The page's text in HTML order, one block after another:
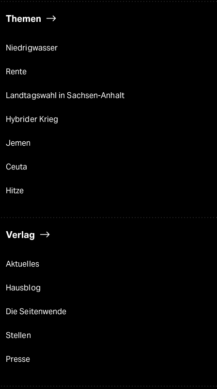
Themen
Niedrigwasser
Rente
Landtagswahl in Sachsen-Anhalt
Hybrider Krieg
Jemen
Ceuta
Hitze
Verlag
Aktuelles
Hausblog
Die Seitenwende
Stellen
Presse